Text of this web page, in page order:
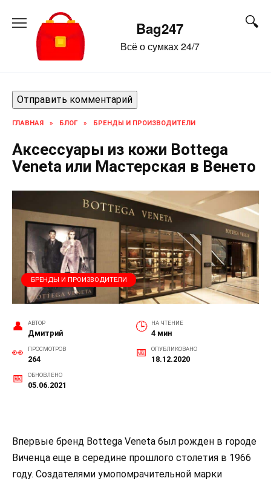
содержанию
Bag247
Всё о сумках 24/7
ГЛАВНАЯ » БЛОГ » БРЕНДЫ И ПРОИЗВОДИТЕЛИ
Аксессуары из кожи Bottega
Veneta или Мастерская в Венето
БРЕНДЫ И ПРОИЗВОДИТЕЛИ
АВТОР
Дмитрий
НА ЧТЕНИЕ
4 мин
ПРОСМОТРОВ
264
ОПУБЛИКОВАНО
18.12.2020
ОБНОВЛЕНО
05.06.2021
Впервые бренд Bottega Veneta был рожден в городе
Виченца еще в середине прошлого столетия в 1966
году. Создателями умопомрачительной марки